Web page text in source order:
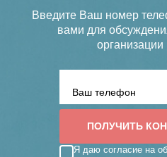
Введите Ваш номер
вами для
организации
Я даю согласие на